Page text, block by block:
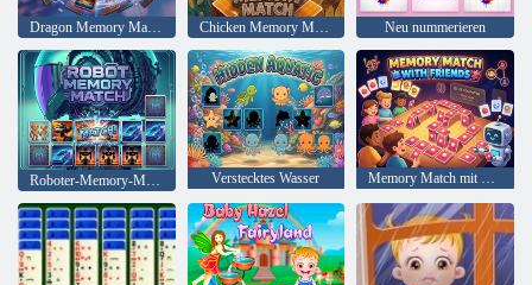
Dragon Memory Match Chicken Memory Match Neu nummerieren
Verstecktes Wasser Memory Match mit Freunden